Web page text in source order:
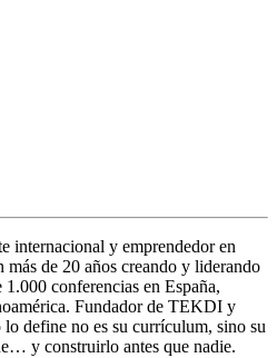
internacional y emprendedor en
de 20 años creando y liderando
conferencias en España,
Fundador de TEKDI y
define no es su currículum, sino su
y construirlo antes que nadie.